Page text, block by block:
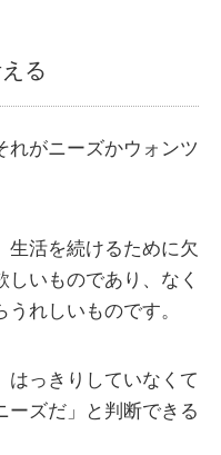
る
れがニーズかウォンツ
生活を続けるために欠
いものであり、なく
れしいものです。
はっきりしていなくて
ーズだ」と判断できる